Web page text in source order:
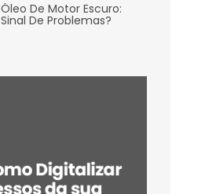
Óleo De Motor Escuro:
Sinal De Problemas?